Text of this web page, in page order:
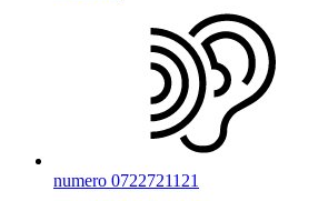
numero 0722721121